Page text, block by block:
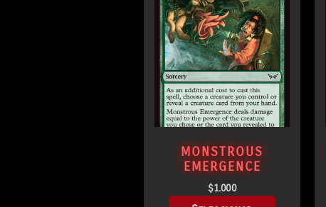
MONSTROUS
EMERGENCE
$1.000